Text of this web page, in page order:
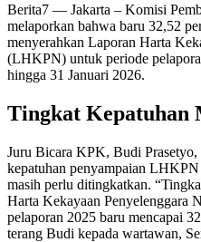
Berita7 — Jakarta – Komisi
melaporkan bahwa baru 32,52
menyerahkan Laporan Harta
(LHKPN) untuk periode
hingga 31 Januari 2026.
Tingkat Kepatuhan
Juru Bicara KPK, Budi
kepatuhan penyampaian
masih perlu ditingkatkan.
Harta Kekayaan Penyelenggara
pelaporan 2025 baru mencapai
terang Budi kepada wartawan,